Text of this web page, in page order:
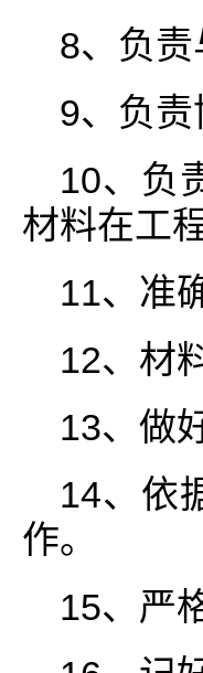
8、负
9、负
10、负
材料在工
11、准
12、材
13、做
14、依
作。
15、严